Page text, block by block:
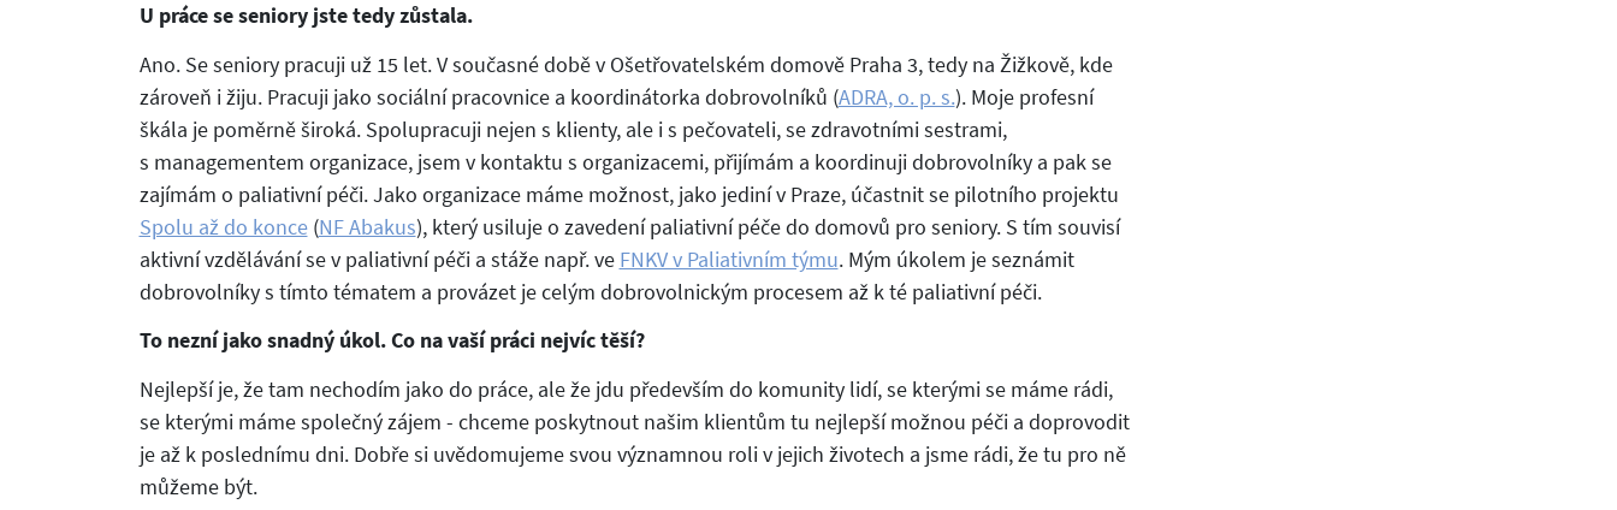
U práce se seniory jste tedy zůstala.
Ano. Se seniory pracuji už 15 let. V současné době v Ošetřovatelském domově Praha 3, tedy na Žižkově, kde
zároveň i žiju. Pracuji jako sociální pracovnice a koordinátorka dobrovolníků (ADRA, o. p. s.). Moje profesní
škála je poměrně široká. Spolupracuji nejen s klienty, ale i s pečovateli, se zdravotními sestrami,
s managementem organizace, jsem v kontaktu s organizacemi, přijímám a koordinuji dobrovolníky a pak se
zajímám o paliativní péči. Jako organizace máme možnost, jako jediní v Praze, účastnit se pilotního projektu
Spolu až do konce(NF Abakus), který usiluje o zavedení paliativní péče do domovů pro seniory. S tím souvisí
aktivní vzdělávání se v paliativní péči a stáže např. ve FNKV v Paliativním týmu. Mým úkolem je seznámit
dobrovolníky s tímto tématem a provázet je celým dobrovolnickým procesem až k té paliativní péči.
To nezní jako snadný úkol. Co na vaší práci nejvíc těší?
Nejlepší je, že tam nechodím jako do práce, ale že jdu především do komunity lidí, se kterými se máme rádi,
se kterými máme společný zájem - chceme poskytnout našim klientům tu nejlepší možnou péči a doprovodit
je až k poslednímu dni. Dobře si uvědomujeme svou významnou roli v jejich životech a jsme rádi, že tu pro ně
můžeme být.